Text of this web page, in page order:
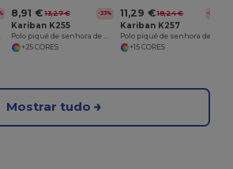
8,91 € 13,27 € -33%
Kariban K255
+25 CORES
11,29 € 18,24 € -38%
Kariban K257
+15 CORES
Mostrar tudo